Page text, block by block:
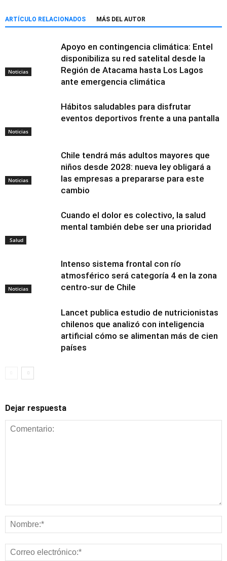
ARTÍCULO RELACIONADOS MÁS DEL AUTOR
Noticias
Apoyo en contingencia climática: Entel
disponibiliza su red satelital desde la
Región de Atacama hasta Los Lagos
ante emergencia climática
Noticias
Hábitos saludables para disfrutar
eventos deportivos frente a una pantalla
Noticias
Chile tendrá más adultos mayores que
niños desde 2028: nueva ley obligará a
las empresas a prepararse para este
cambio
Salud
Cuando el dolor es colectivo, la salud
mental también debe ser una prioridad
Noticias
Intenso sistema frontal con río
atmosférico será categoría 4 en la zona
centro-sur de Chile
Alimentación y
nutrición
Lancet publica estudio de nutricionistas
chilenos que analizó con inteligencia
artificial cómo se alimentan más de cien
países
Dejar respuesta